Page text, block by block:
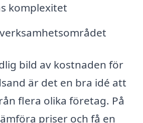
komplexitet
bild av kostnaden för
är det en bra idé att
flera olika företag. På
priser och få en